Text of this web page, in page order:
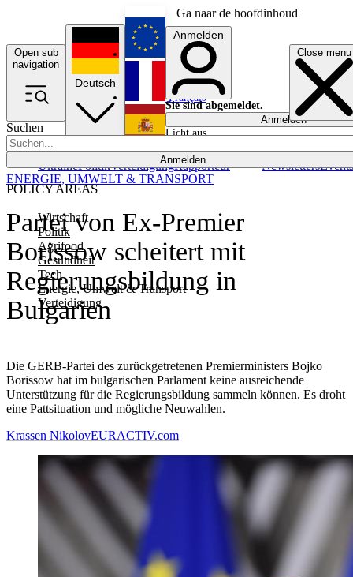
Ga naar de hoofdinhoud
Open sub
navigation
Close menu
Suchen
Anmelden
POLICY AREAS
Wirtschaft
Politik
Agrifood
Gesundheit
Tech
Energie, Umwelt & Transport
Verteidigung
UkrainePolitikVerteidigungRapporteur NewslettersEvents
Deutsch
English
Français
Anmelden
Sie sind abgemeldet.
Anmelden
Licht aus
Partei von Ex-Premier
Borissow scheitert mit
Regierungsbildung in
Bulgarien
Die GERB-Partei des zurückgetretenen Premierministers Bojko
Borissow hat im bulgarischen Parlament keine ausreichende
Unterstützung für die Regierungsbildung sammeln können. Es droht
eine Pattsituation und mögliche Neuwahlen.
ENERGIE, UMWELT & TRANSPORT
Krassen NikolovEURACTIV.com